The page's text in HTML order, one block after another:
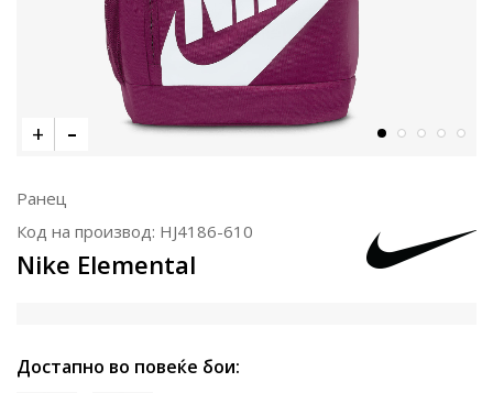
Ранец
Код на производ: HJ4186-610
Nike Elemental
Достапно во повеќе бои: